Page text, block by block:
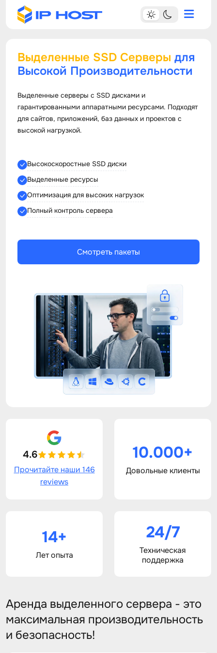
Выделенные SSD Серверы для
Высокой Производительности
Выделенные серверы с SSD дисками и
гарантированными аппаратными ресурсами. Подходят
для сайтов, приложений, баз данных и проектов с
высокой нагрузкой.
Высокоскоростные SSD диски
Выделенные ресурсы
Оптимизация для высоких нагрузок
Полный контроль сервера
Смотреть пакеты
4.6
Прочитайте наши 146
reviews
10.000+
Довольные клиенты
14+
Лет опыта
24/7
Техническая
поддержка
Аренда выделенного сервера - это
максимальная производительность
и безопасность!